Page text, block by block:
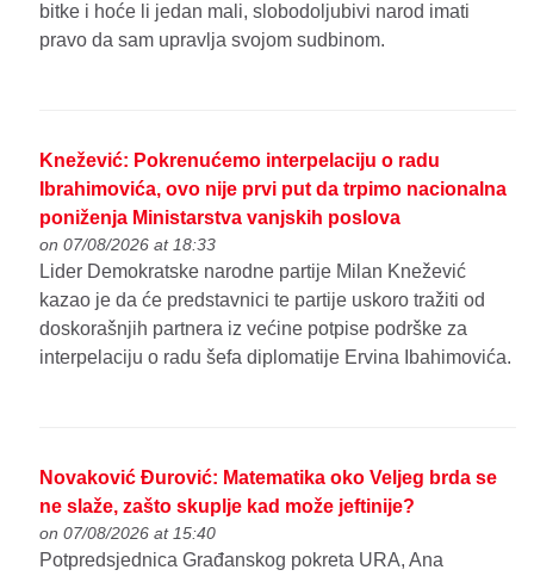
bitke i hoće li jedan mali, slobodoljubivi narod imati
pravo da sam upravlja svojom sudbinom.
Knežević: Pokrenućemo interpelaciju o radu
Ibrahimovića, ovo nije prvi put da trpimo nacionalna
poniženja Ministarstva vanjskih poslova
on 07/08/2026 at 18:33
Lider Demokratske narodne partije Milan Knežević
kazao je da će predstavnici te partije uskoro tražiti od
doskorašnjih partnera iz većine potpise podrške za
interpelaciju o radu šefa diplomatije Ervina Ibahimovića.
Novaković Đurović: Matematika oko Veljeg brda se
ne slaže, zašto skuplje kad može jeftinije?
on 07/08/2026 at 15:40
Potpredsjednica Građanskog pokreta URA, Ana